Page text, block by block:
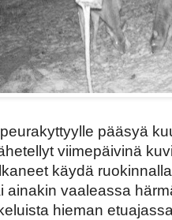
pääsyä
viimepäivinä
käydä
ainakin vaaleassa
hieman